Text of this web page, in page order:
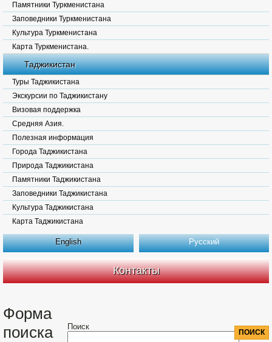
Памятники Туркменистана
Заповедники Туркменистана
Культура Туркменистана
Карта Туркменистана.
Таджикистан
Туры Таджикистана
Экскурсии по Таджикистану
Визовая поддержка
Средняя Азия.
Полезная информация
Города Таджикистана
Природа Таджикистана
Памятники Таджикистана
Заповедники Таджикистана
Культура Таджикистана
Карта Таджикистана
English Русский
Контакты
Форма
поиска
Поиск